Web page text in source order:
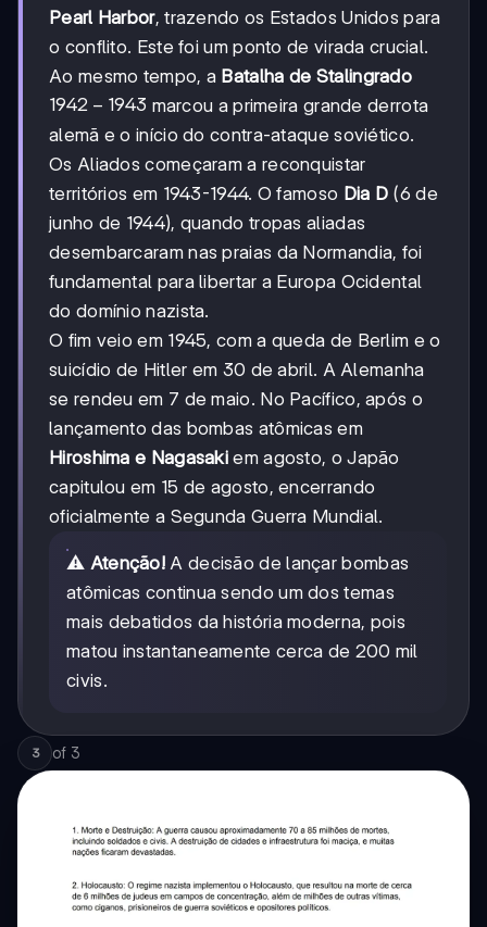
Pearl Harbor, trazendo os Estados Unidos para
o conflito. Este foi um ponto de virada crucial.
Ao mesmo tempo, a Batalha de Stalingrado
1942-
1943
1942 − 1943 marcou a primeira grande derrota
alemã e o início do contra-ataque soviético.
Os Aliados começaram a reconquistar
territórios em 1943-1944. O famoso Dia D (6 de
junho de 1944), quando tropas aliadas
desembarcaram nas praias da Normandia, foi
fundamental para libertar a Europa Ocidental
do domínio nazista.
O fim veio em 1945, com a queda de Berlim e o
suicídio de Hitler em 30 de abril. A Alemanha
se rendeu em 7 de maio. No Pacífico, após o
lançamento das bombas atômicas em
Hiroshima e Nagasaki em agosto, o Japão
capitulou em 15 de agosto, encerrando
oficialmente a Segunda Guerra Mundial.
⚠️ Atenção! A decisão de lançar bombas
atômicas continua sendo um dos temas
mais debatidos da história moderna, pois
matou instantaneamente cerca de 200 mil
civis.
3 of 3